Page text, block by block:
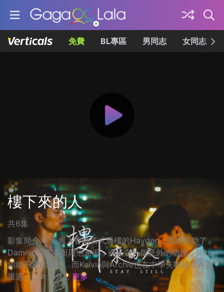
免費 BL專區 男同志 女同志
樓下來的人
共6集
影集簡介： 新搬入香港舊式唐樓的Hayden，因為幫助了
Damien的婆婆而與他邂逅，兩人在一個意外的吻後，開始
糾纏不清的關係。而Kelvin與Archie也在中學失聯後，再次
重遇…… ☆遇見... 更多